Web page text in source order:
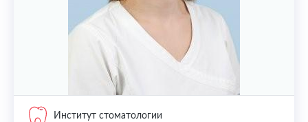
Институт стоматологии